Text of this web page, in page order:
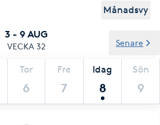
Månadsvy
3 - 9 AUG
VECKA 32
Tor
6
Fre
7
Idag
8
Sön
9
Senare